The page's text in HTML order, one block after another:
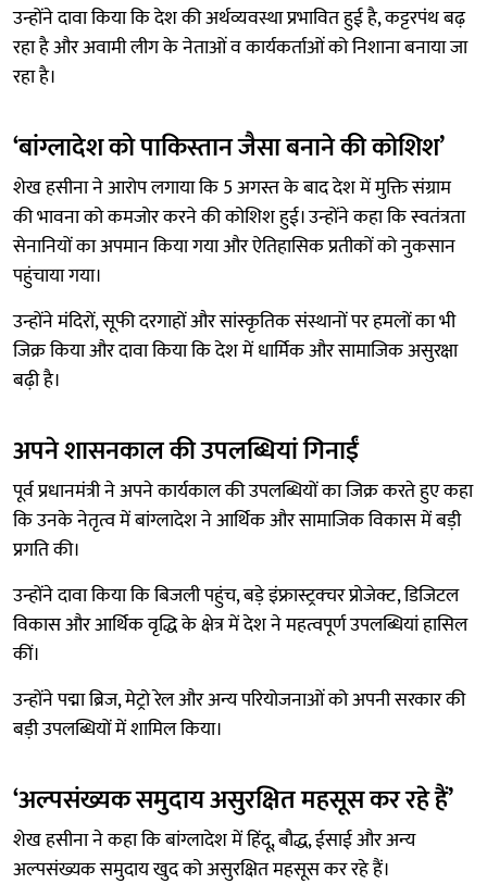
उन्होंने दावा किया कि देश की अर्थव्यवस्था प्रभावित हुई है, कट्टरपंथ बढ़
रहा है और अवामी लीग के नेताओं व कार्यकर्ताओं को निशाना बनाया जा
रहा है।
‘बांग्लादेश को पाकिस्तान जैसा बनाने की कोशिश’
शेख हसीना ने आरोप लगाया कि 5 अगस्त के बाद देश में मुक्ति संग्राम
की भावना को कमजोर करने की कोशिश हुई। उन्होंने कहा कि स्वतंत्रता
सेनानियों का अपमान किया गया और ऐतिहासिक प्रतीकों को नुकसान
पहुंचाया गया।
उन्होंने मंदिरों, सूफी दरगाहों और सांस्कृतिक संस्थानों पर हमलों का भी
जिक्र किया और दावा किया कि देश में धार्मिक और सामाजिक असुरक्षा
बढ़ी है।
अपने शासनकाल की उपलब्धियां गिनाईं
पूर्व प्रधानमंत्री ने अपने कार्यकाल की उपलब्धियों का जिक्र करते हुए कहा
कि उनके नेतृत्व में बांग्लादेश ने आर्थिक और सामाजिक विकास में बड़ी
प्रगति की।
उन्होंने दावा किया कि बिजली पहुंच, बड़े इंफ्रास्ट्रक्चर प्रोजेक्ट, डिजिटल
विकास और आर्थिक वृद्धि के क्षेत्र में देश ने महत्वपूर्ण उपलब्धियां हासिल
कीं।
उन्होंने पद्मा ब्रिज, मेट्रो रेल और अन्य परियोजनाओं को अपनी सरकार की
बड़ी उपलब्धियों में शामिल किया।
‘अल्पसंख्यक समुदाय असुरक्षित महसूस कर रहे हैं’
शेख हसीना ने कहा कि बांग्लादेश में हिंदू, बौद्ध, ईसाई और अन्य
अल्पसंख्यक समुदाय खुद को असुरक्षित महसूस कर रहे हैं।